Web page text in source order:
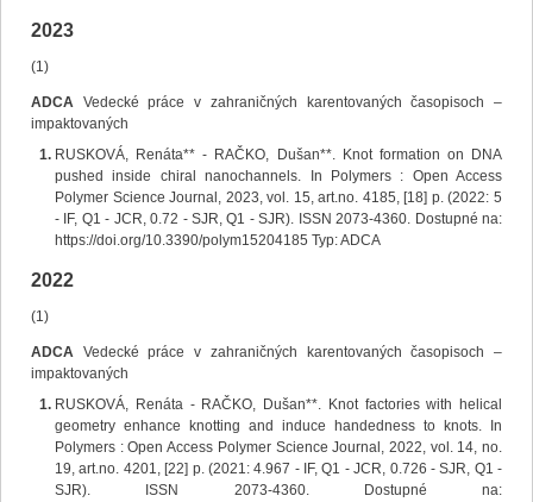
2023
(1)
ADCA Vedecké práce v zahraničných karentovaných časopisoch –
impaktovaných
RUSKOVÁ, Renáta** - RAČKO, Dušan**. Knot formation on DNA
pushed inside chiral nanochannels. In Polymers : Open Access
Polymer Science Journal, 2023, vol. 15, art.no. 4185, [18] p. (2022: 5
- IF, Q1 - JCR, 0.72 - SJR, Q1 - SJR). ISSN 2073-4360. Dostupné na:
https://doi.org/10.3390/polym15204185 Typ: ADCA
2022
(1)
ADCA Vedecké práce v zahraničných karentovaných časopisoch –
impaktovaných
RUSKOVÁ, Renáta - RAČKO, Dušan**. Knot factories with helical
geometry enhance knotting and induce handedness to knots. In
Polymers : Open Access Polymer Science Journal, 2022, vol. 14, no.
19, art.no. 4201, [22] p. (2021: 4.967 - IF, Q1 - JCR, 0.726 - SJR, Q1 -
SJR). ISSN 2073-4360. Dostupné na: